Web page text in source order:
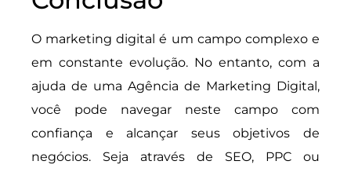
O marketing digital é um campo complexo e
em constante evolução. No entanto, com a
ajuda de uma Agência de Marketing Digital,
você pode navegar neste campo com
confiança e alcançar seus objetivos de
negócios. Seja através de SEO, PPC ou